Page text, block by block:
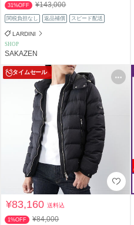
31%OFF ¥143,000
関税負担なし 返品補償 スピード配送
LARDINI
SHOP
SAKAZEN
タイムセール
¥83,160送料込
1%OFF ¥84,000